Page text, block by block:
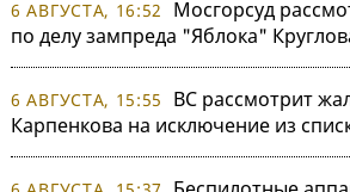
6 АВГУСТА, 16:52
Мосгорсуд
по делу зампреда "Яблока"
6 АВГУСТА, 15:55
ВС рассмотрит
Карпенкова на исключение из